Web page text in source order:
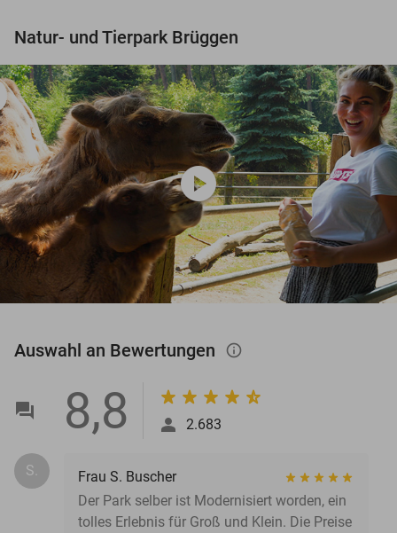
Natur- und Tierpark Brüggen
play_circle
Auswahl an Bewertungen info_outlined
8,8 2.683
S.
Frau S. Buscher
Der Park selber ist Modernisiert worden, ein
tolles Erlebnis für Groß und Klein. Die Preise